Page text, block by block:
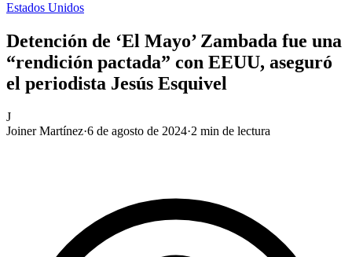
Estados Unidos
Detención de ‘El Mayo’ Zambada fue una
“rendición pactada” con EEUU, aseguró
el periodista Jesús Esquivel
J
Joiner Martínez·6 de agosto de 2024·2 min de lectura